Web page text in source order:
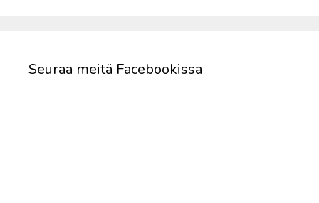
Seuraa meitä Facebookissa